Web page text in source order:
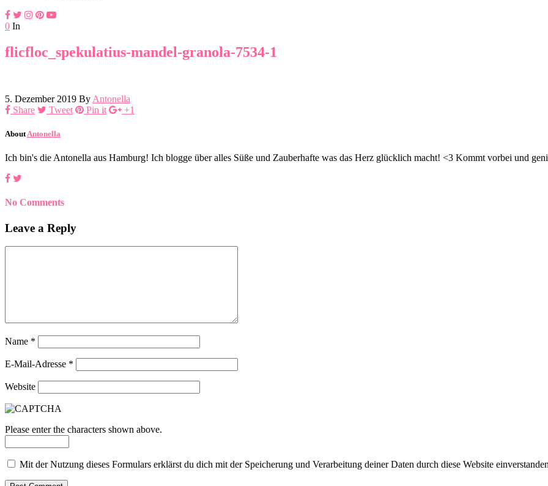
0 In
flicfloc_spekulatius-mandel-granola-7534-1
5. Dezember 2019 By Antonella
Share
Tweet Pin it +1
About Antonella
Ich bin's die Antonella aus Hamburg! Ich blogge über alles Süße und Zauberhafte was das Herz glücklich macht! <3 Kommt vorbei und
No Comments
Leave a Reply
Name *
E-Mail-Adresse *
Website
Please enter the characters shown above.
Mit der Nutzung dieses Formulars erklärst du dich mit der Speicherung und Verarbeitung deiner Daten durch diese Website